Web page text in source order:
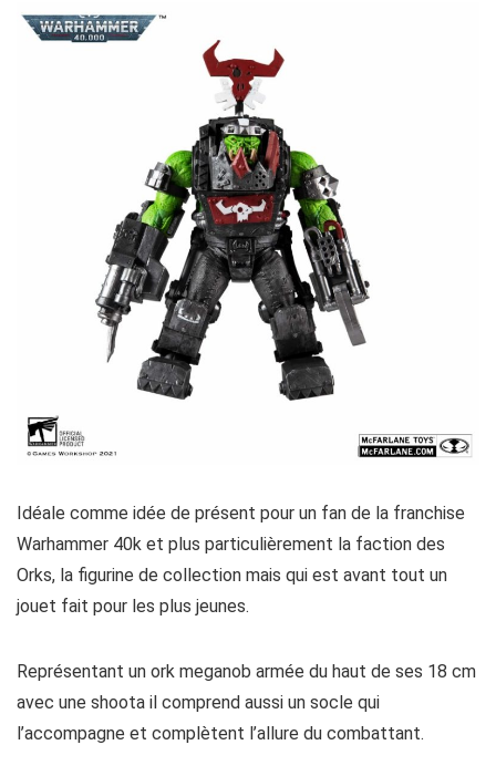
Idéale comme idée de présent pour un fan de la franchise
Warhammer 40k et plus particulièrement la faction des
Orks, la figurine de collection mais qui est avant tout un
jouet fait pour les plus jeunes.
Représentant un ork meganob armée du haut de ses 18 cm
avec une shoota il comprend aussi un socle qui
l’accompagne et complètent l’allure du combattant.